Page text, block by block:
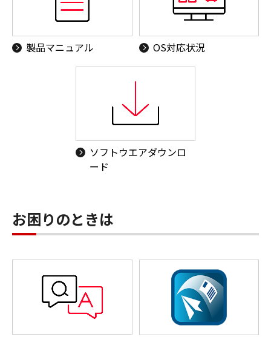
製品マニュアル OS対応状況
ソフトウエアダウンロ
ード
お困りのときは